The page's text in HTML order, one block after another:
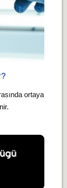
ortaya